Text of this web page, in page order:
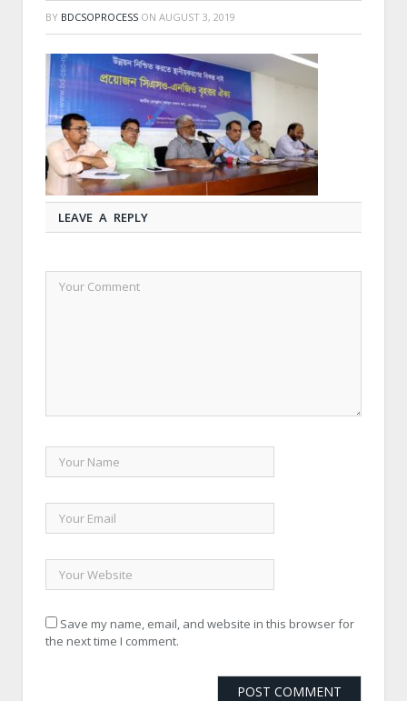
BY BDCSOPROCESS ON AUGUST 3, 2019
LEAVE A REPLY
Save my name, email, and website in this browser for
the next time I comment.